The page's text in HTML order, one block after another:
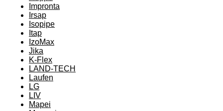
Impronta
Irsap
Isopipe
Itap
IzoMax
Jika
K-Flex
LAND-TECH
Laufen
LG
LIV
Mapei